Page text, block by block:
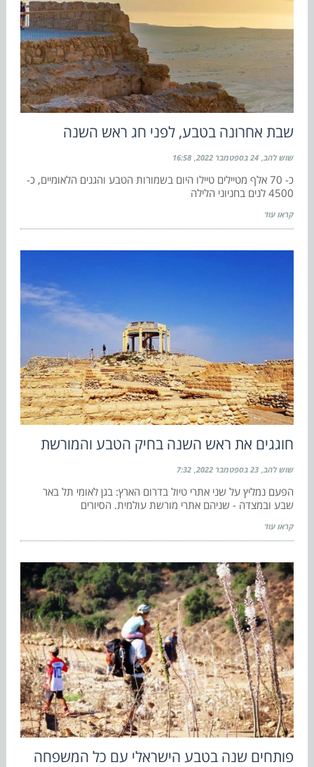
שבת אחרונה בטבע, לפני חג ראש השנה
שוש להב 24 בספטמבר 2022 16:58
כ- 70 אלף מטיילים טיילו היום בשמורות הטבע והגנים הלאומיים, כ-
4500 לנים בחניוני הלילה
קראו עוד
חוגגים את ראש השנה בחיק הטבע והמורשת
שוש להב 23 בספטמבר 2022 7:32
הפעם נמליץ על שני אתרי טיול בדרום הארץ: בגן לאומי תל באר
שבע ובמצדה - שניהם אתרי מורשת עולמית. הסיורים
קראו עוד
פותחים שנה בטבע הישראלי עם כל המשפחה